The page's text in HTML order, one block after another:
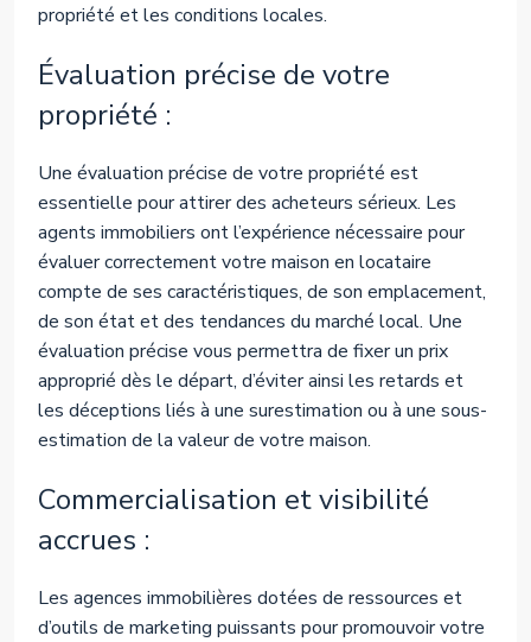
propriété et les conditions locales.
Évaluation précise de votre
propriété :
Une évaluation précise de votre propriété est
essentielle pour attirer des acheteurs sérieux. Les
agents immobiliers ont l’expérience nécessaire pour
évaluer correctement votre maison en locataire
compte de ses caractéristiques, de son emplacement,
de son état et des tendances du marché local. Une
évaluation précise vous permettra de fixer un prix
approprié dès le départ, d’éviter ainsi les retards et
les déceptions liés à une surestimation ou à une sous-
estimation de la valeur de votre maison.
Commercialisation et visibilité
accrues :
Les agences immobilières dotées de ressources et
d’outils de marketing puissants pour promouvoir votre